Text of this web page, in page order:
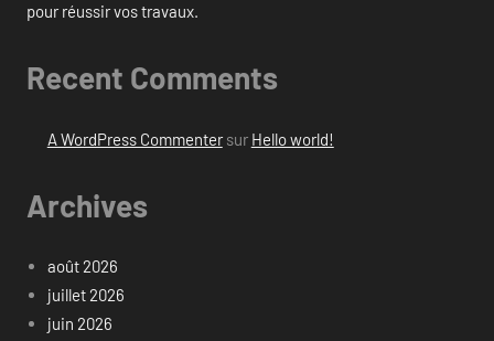
pour réussir vos travaux.
Recent Comments
A WordPress Commentersur Hello world!
Archives
août 2026
juillet 2026
juin 2026